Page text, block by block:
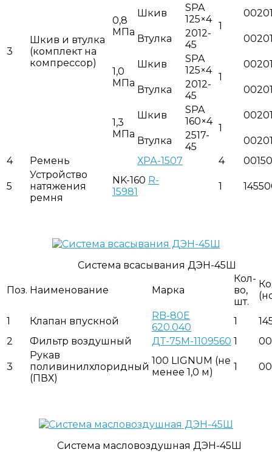
3
Шкив и втулка
(комплект на
компрессор)
0,8
МПа
Шкив
SPA
125×4
1
Втулка
2012-
45
1,0
МПа
Шкив
SPA
125×4
1
Втулка
2012-
45
1,3
МПа
Шкив
SPA
160×4
1
Втулка
2517-
45
4
Ремень ХРА-1507 4
5
Устройство
натяжения
ремня
NK-160 R-
15981
1
Система всасывания ДЭН-45Ш
Поз. Наименование Марка
Кол-
во,
шт.
1 Клапан впускной
RB-80E
620.040
1
2
Фильтр воздушный ДТ-75М-1109560 1
3
Рукав
поливинилхлоридный
(ПВХ)
100 LIGNUM (не
менее 1,0 м)
1
Система масловоздушная ДЭН-45Ш